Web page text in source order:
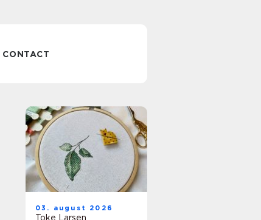
CONTACT
03. august 2026
Toke Larsen